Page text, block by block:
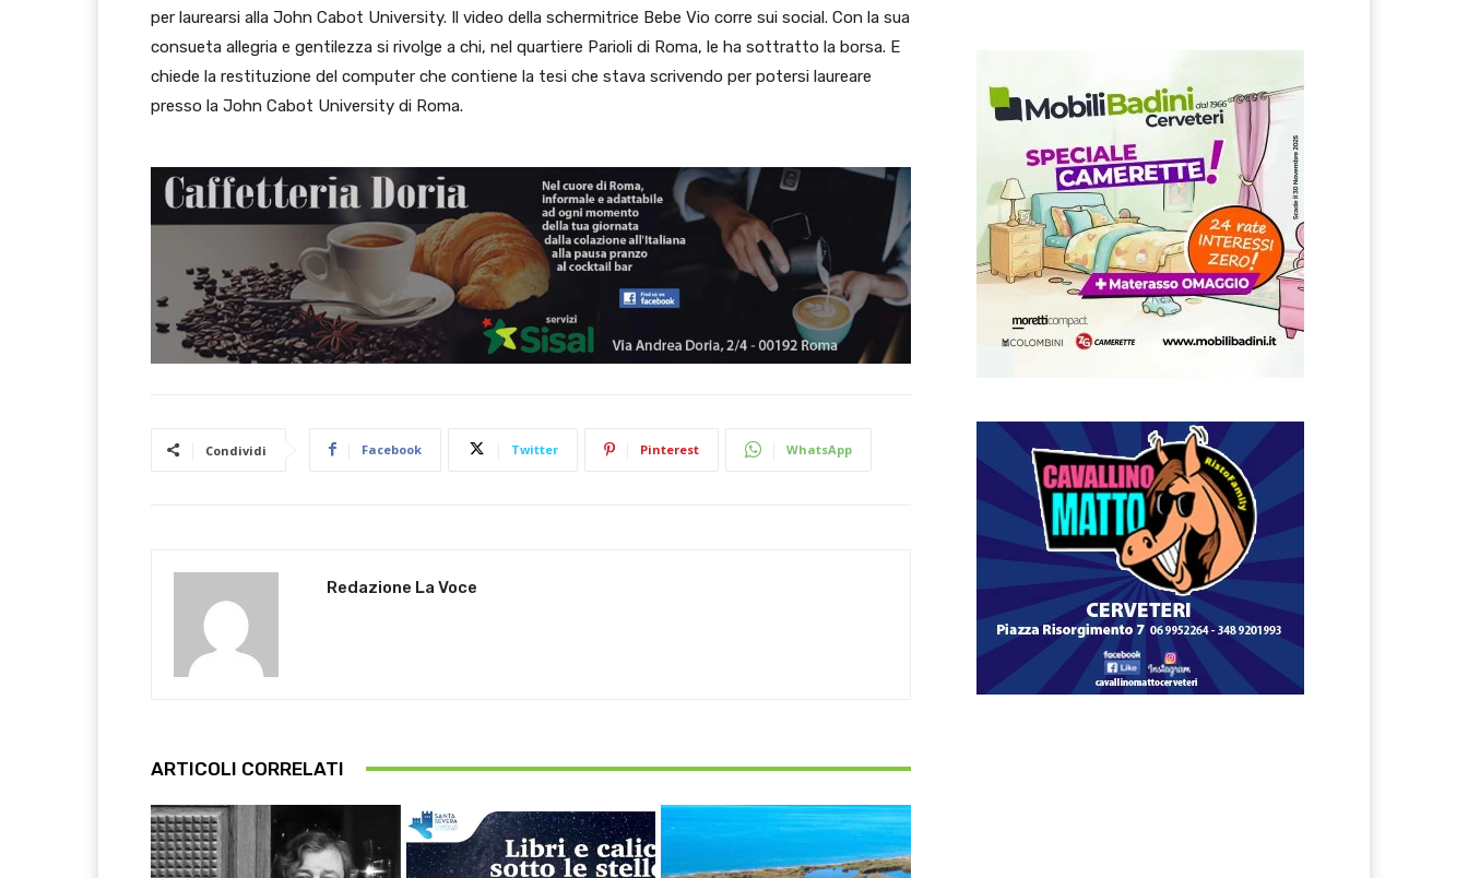
per laurearsi alla John Cabot University. Il video della schermitrice Bebe Vio corre sui social. Con la sua
consueta allegria e gentilezza si rivolge a chi, nel quartiere Parioli di Roma, le ha sottratto la borsa. E
chiede la restituzione del computer che contiene la tesi che stava scrivendo per potersi laureare
presso la John Cabot University di Roma.
Condividi Facebook Twitter Pinterest WhatsApp
Redazione La Voce
ARTICOLI CORRELATI